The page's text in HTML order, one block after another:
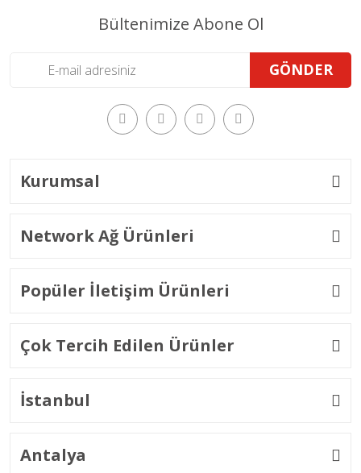
Bültenimize Abone Ol
GÖNDER
Kurumsal
Network Ağ Ürünleri
Popüler İletişim Ürünleri
Çok Tercih Edilen Ürünler
İstanbul
Antalya